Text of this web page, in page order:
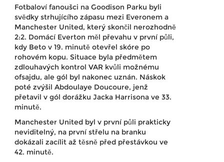
Fotbaloví fanoušci na Goodison Parku byli
svědky strhujícího zápasu mezi Everonem a
Manchester United, který skončil nerozhodně
2:2. Domácí Everton měl převahu v první půli,
kdy Beto v 19. minutě otevřel skóre po
rohovém kopu. Situace byla předmětem
zdlouhavých kontrol VAR kvůli možnému
ofsajdu, ale gól byl nakonec uznán. Náskok
poté zvýšil Abdoulaye Doucoure, jenž
přetavil v gól dorážku Jacka Harrisona ve 33.
minutě.
Manchester United byl v první půli prakticky
neviditelný, na první střelu na branku
dokázali zacílit až těsně před přestávkou ve
42. minutě.